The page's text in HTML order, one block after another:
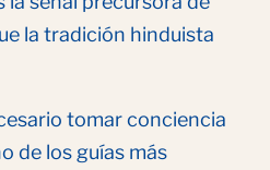
la tradición hinduista
tomar conciencia
de los guías más